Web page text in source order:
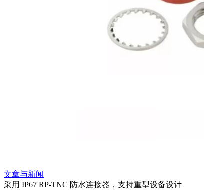
文章与新闻
采用 IP67 RP-TNC 防水连接器，支持重型设备设计